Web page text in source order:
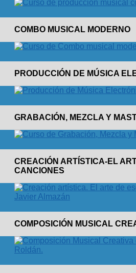
COMBO MUSICAL MODERNO
PRODUCCIÓN DE MÚSICA
GRABACIÓN, MEZCLA Y
CREACIÓN ARTÍSTICA-EL
CANCIONES
COMPOSICIÓN MUSICAL